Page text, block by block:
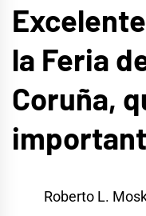
la Feria
Coruña,
Roberto L.